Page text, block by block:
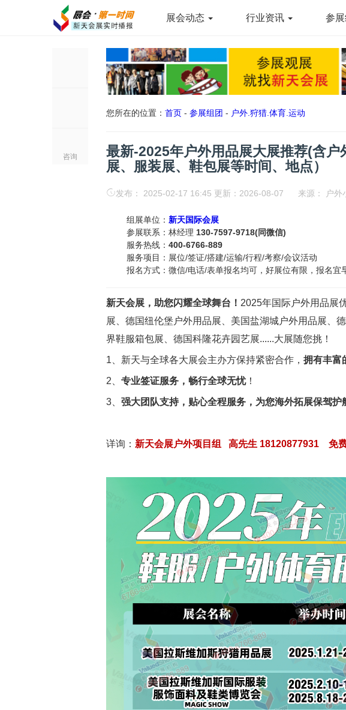
展会动态 行业资讯 参展
咨询
您所在的位置： 首页 - 参展组团 - 户外.狩猎.体育.运动
最新-2025年户外用品展大展推荐(含户
展、服装展、鞋包展等时间、地点）
发布： 2025-02-17 16:45 更新：2026-08-07 来源： 户外
组展单位： 新天国际会展
参展联系：林经理 130-7597-9718(同微信)
服务热线： 400-6766-889
服务项目：展位/签证/搭建/运输/行程/考察/会议活动
报名方式：微信/电话/表单报名均可，好展位有限，报名宜
新天会展，助您闪耀全球舞台！ 2025年国际户外用品展
展、德国纽伦堡户外用品展、美国盐湖城户外用品展、
界鞋服箱包展、德国科隆花卉园艺展......大展随您挑！
1、新天与全球各大展会主办方保持紧密合作， 拥有丰富
2、 专业签证服务，畅行全球无忧！
3、 强大团队支持，贴心全程服务，为您海外拓展保驾护
详询： 新天会展户外项目组 高先生 18120877931 免